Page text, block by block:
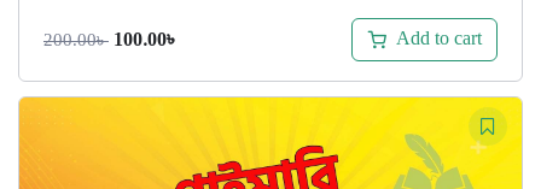
200.00৳ Original
was:
100.00৳
is:
Add to cart